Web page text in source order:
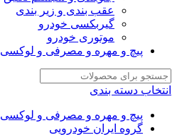
عقب بندی و زیر بندی
گیربکسی خودرو
موتوری خودرو
پیچ و مهره و مصرفی و لوکسی
انتخاب دسته بندی
پیچ و مهره و مصرفی و لوکسی
گروه ایران خودرویی